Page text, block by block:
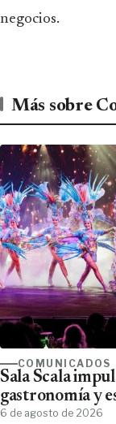
negocios.
Más sobre
COMUNICADOS
Sala Scala
gastronomía y
6 de agosto de 2026